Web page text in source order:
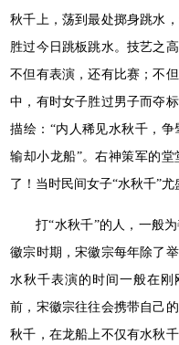
秋千上，荡到最处掷身跳水
胜过今日跳板跳水。技艺之
不但有表演，还有比赛；不
中，有时女子胜过男子而夺
描绘：“内人稀见水秋千，
输却小龙船”。右神策军的
了！当时民间女子“水秋千”尤
打“水秋千”的人，一般
徽宗时期，宋徽宗每年除了
水秋千表演的时间一般在刚
前，宋徽宗往往会携带自己
秋千，在龙船上不仅有水秋